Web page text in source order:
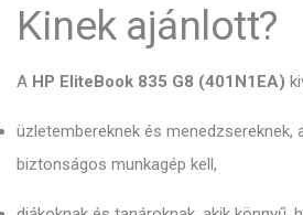
Kinek ajánlott?
A HP EliteBook 835 G8 (401N1EA)
üzletembereknek és menedzsereknek,
biztonságos munkagép kell,